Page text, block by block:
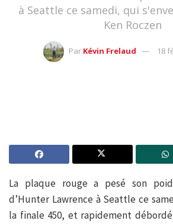
à Seattle ce samedi, qui
Ken Roczen
Par Kévin Frelaud 18
La plaque rouge a pesé son
d’Hunter Lawrence à Seattle ce
la finale 450, et rapidement